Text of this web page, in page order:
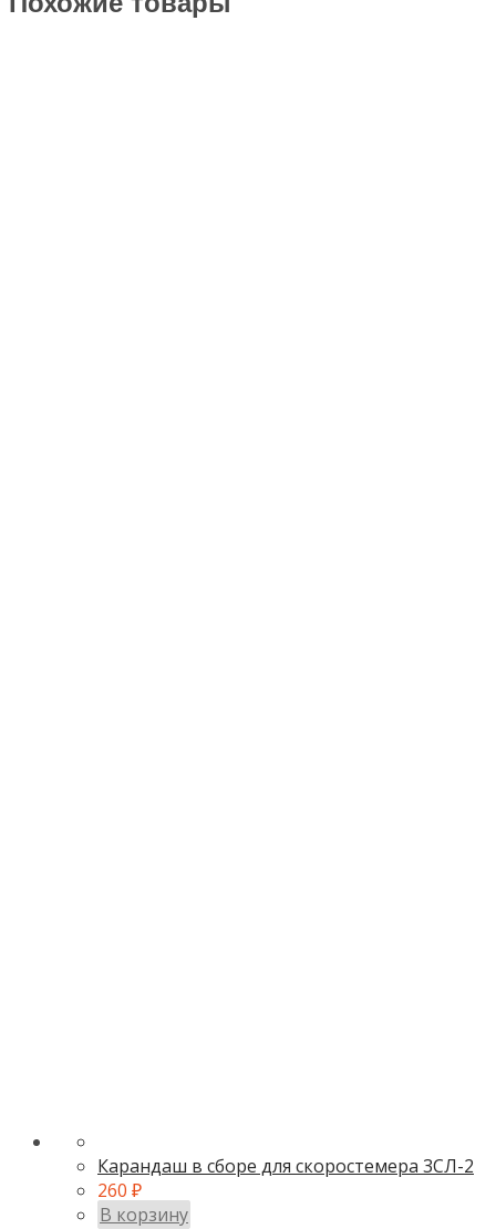
Карандаш в сборе для скоростемера 3СЛ-2
260 ₽
В корзину